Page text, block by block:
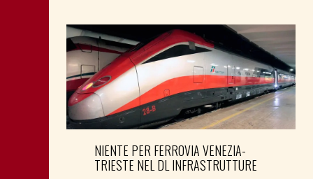
NIENTE PER FERROVIA VENEZIA-
TRIESTE NEL DL INFRASTRUTTURE